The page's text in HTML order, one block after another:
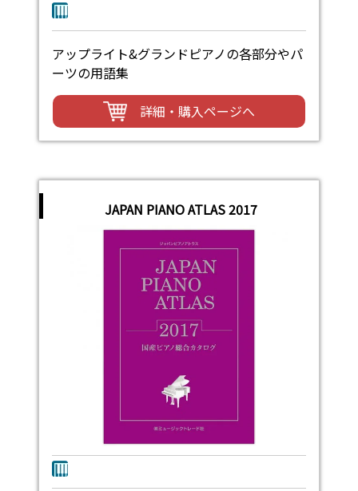
アップライト&グランドピアノの各部分やパ
ーツの用語集
詳細・購入ページへ
JAPAN PIANO ATLAS 2017